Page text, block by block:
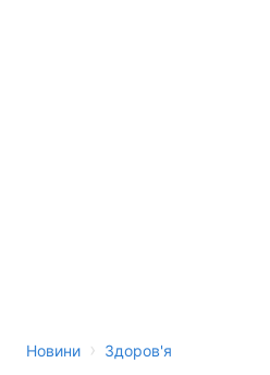
Новини › Здоров'я